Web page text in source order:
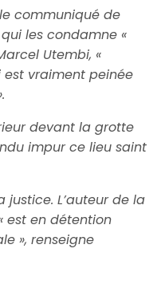
communiqué de
les condamne «
Utembi, «
est vraiment peinée
devant la grotte
impur ce lieu saint
justice. L’auteur de la
est en détention
», renseigne